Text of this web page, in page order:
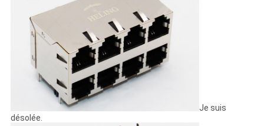
Je suis
désolée.